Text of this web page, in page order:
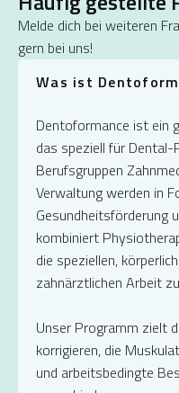
Melde dich bei weiteren
gern bei uns!
Was ist
Dentoformance ist ein
das speziell für
Berufsgruppen
Verwaltung werden in
Gesundheitsförderung
kombiniert
die speziellen,
zahnärztlichen Arbeit
Unser Programm zielt
korrigieren, die
und arbeitsbedingte